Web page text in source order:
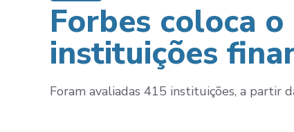
Forbes coloca
instituições
Foram avaliadas 415 instituições, a partir